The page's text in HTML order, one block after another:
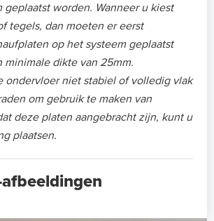
geplaatst worden. Wanneer u kiest
tegels, dan moeten er eerst
op het systeem geplaatst
minimale dikte van 25mm.
ondervloer niet stabiel of volledig vlak
om gebruik te maken van
deze platen aangebracht zijn, kunt u
plaatsen.